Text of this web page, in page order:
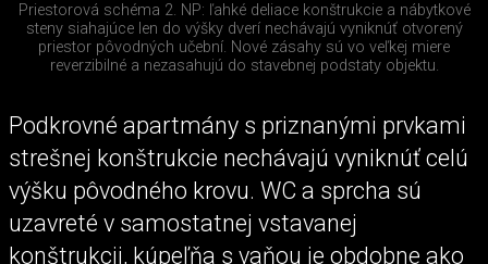
Priestorová schéma 2. NP: ľahké deliace konštrukcie a nábytkové
steny siahajúce len do výšky dverí nechávajú vyniknúť otvorený
priestor pôvodných učební. Nové zásahy sú vo veľkej miere
reverzibilné a nezasahujú do stavebnej podstaty objektu.
Podkrovné apartmány s priznanými prvkami
strešnej konštrukcie nechávajú vyniknúť celú
výšku pôvodného krovu. WC a sprcha sú
uzavreté v samostatnej vstavanej
konštrukcii, kúpeľňa s vaňou je obdobne ako